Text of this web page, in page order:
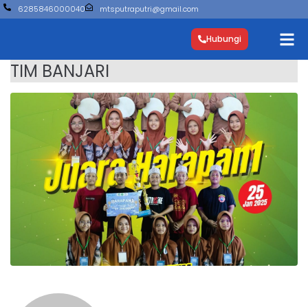
6285846000040 mtsputraputri@gmail.com
Hubungi
TIM BANJARI